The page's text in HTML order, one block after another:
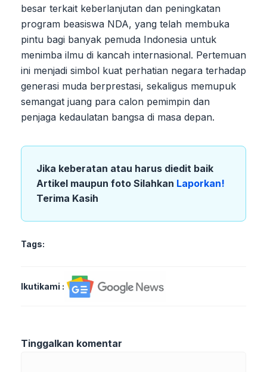
besar terkait keberlanjutan dan peningkatan
program beasiswa NDA, yang telah membuka
pintu bagi banyak pemuda Indonesia untuk
menimba ilmu di kancah internasional. Pertemuan
ini menjadi simbol kuat perhatian negara terhadap
generasi muda berprestasi, sekaligus memupuk
semangat juang para calon pemimpin dan
penjaga kedaulatan bangsa di masa depan.
Jika keberatan atau harus diedit baik
Artikel maupun foto Silahkan Laporkan!
Terima Kasih
Tags:
Ikutikami :
Tinggalkan komentar